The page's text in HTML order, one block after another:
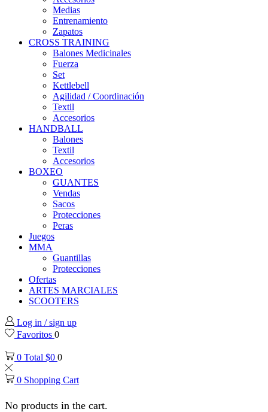
Medias
Entrenamiento
Zapatos
CROSS TRAINING
Balones Medicinales
Fuerza
Set
Kettlebell
Agilidad / Coordinación
Textil
Accesorios
HANDBALL
Balones
Textil
Accesorios
BOXEO
GUANTES
Vendas
Sacos
Protecciones
Peras
Juegos
MMA
Guantillas
Protecciones
Ofertas
ARTES MARCIALES
SCOOTERS
Log in / sign up
Favoritos 0
0 Total $0 0
0 Shopping Cart
No products in the cart.